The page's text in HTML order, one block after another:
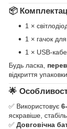
📦
1 ×
1 × гачок
1 × USB-
Будь ласка,
відкриття упаковки.
🌟
✅ Використовує
яскравіше,
✅ Довговічна